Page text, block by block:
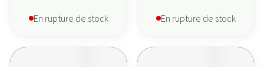
En rupture de stock En rupture de stock